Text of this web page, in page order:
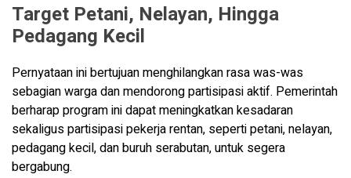
Target Petani, Nelayan, Hingga
Pedagang Kecil
Pernyataan ini bertujuan menghilangkan rasa was-was
sebagian warga dan mendorong partisipasi aktif. Pemerintah
berharap program ini dapat meningkatkan kesadaran
sekaligus partisipasi pekerja rentan, seperti petani, nelayan,
pedagang kecil, dan buruh serabutan, untuk segera
bergabung.